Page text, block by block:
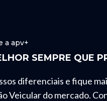
a apv+
SEMPRE QUE
diferenciais e fique
Veicular do mercado.